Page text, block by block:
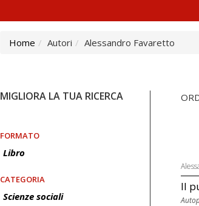
Home Autori Alessandro Favaretto
MIGLIORA LA TUA RICERCA
FORMATO
Libro
CATEGORIA
Scienze sociali
Il